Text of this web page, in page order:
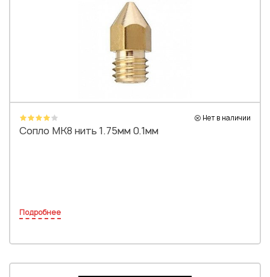
Нет в наличии
Сопло MK8 нить 1.75мм 0.1мм
Подробнее